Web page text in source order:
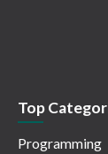
Top
Programming